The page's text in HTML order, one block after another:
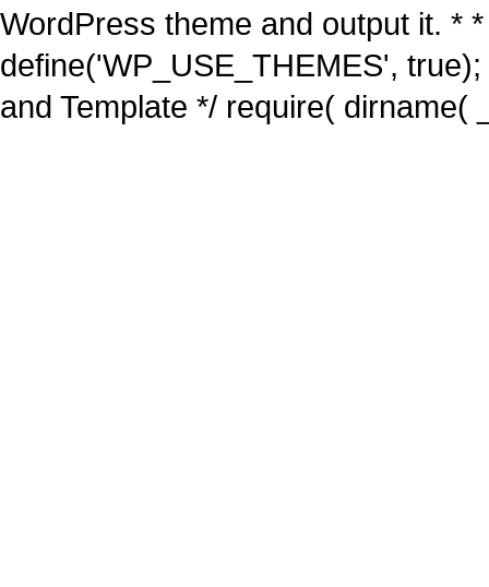
WordPress theme and output it. *
define('WP_USE_THEMES',
and Template */ require( dirname(